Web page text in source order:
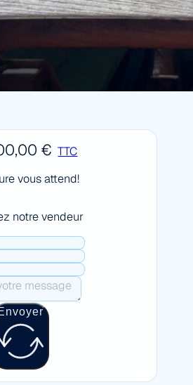
€ TTC
vous attend!
notre vendeur